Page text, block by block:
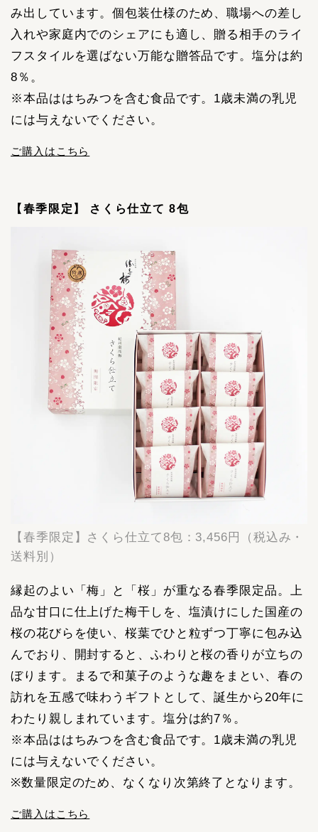
み出しています。個包装仕様のため、職場への差し
入れや家庭内でのシェアにも適し、贈る相手のライ
フスタイルを選ばない万能な贈答品です。塩分は約
8％。
※本品ははちみつを含む食品です。1歳未満の乳児
には与えないでください。
ご購入はこちら
【春季限定】 さくら仕立て 8包
【春季限定】さくら仕立て8包：3,456円（税込み・
送料別）
縁起のよい「梅」と「桜」が重なる春季限定品。上
品な甘口に仕上げた梅干しを、塩漬けにした国産の
桜の花びらを使い、桜葉でひと粒ずつ丁寧に包み込
んでおり、開封すると、ふわりと桜の香りが立ちの
ぼります。まるで和菓子のような趣をまとい、春の
訪れを五感で味わうギフトとして、誕生から20年に
わたり親しまれています。塩分は約7％。
※本品ははちみつを含む食品です。1歳未満の乳児
には与えないでください。
※数量限定のため、なくなり次第終了となります。
ご購入はこちら